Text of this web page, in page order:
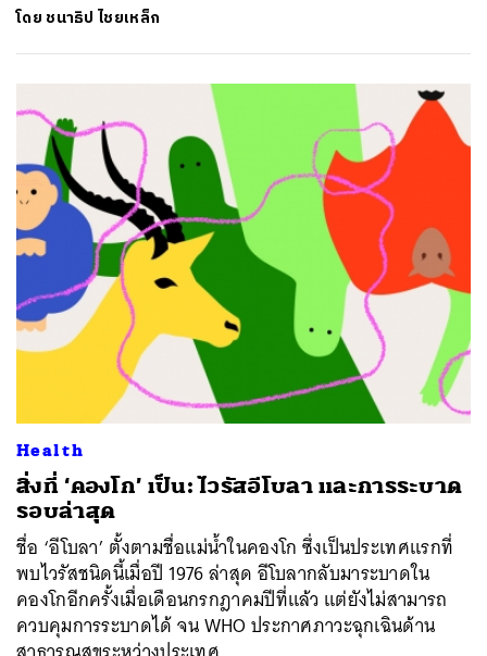
โดย ชนาธิป ไชยเหล็ก
Health
สิ่งที่ ‘คองโก’ เป็น: ไวรัสอีโบลา และการระบาด
รอบล่าสุด
ชื่อ ‘อีโบลา’ ตั้งตามชื่อแม่น้ำในคองโก ซึ่งเป็นประเทศแรกที่
พบไวรัสชนิดนี้เมื่อปี 1976 ล่าสุด อีโบลากลับมาระบาดใน
คองโกอีกครั้งเมื่อเดือนกรกฎาคมปีที่แล้ว แต่ยังไม่สามารถ
ควบคุมการระบาดได้ จน WHO ประกาศภาวะฉุกเฉินด้าน